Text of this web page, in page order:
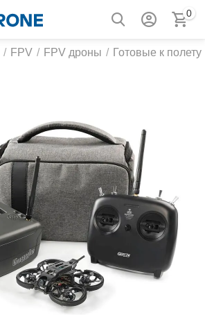
0
/ FPV / FPV дроны / Готовые к